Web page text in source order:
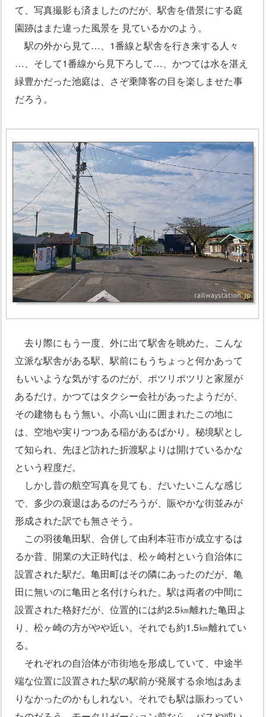
て、写真撮影も済ましたのだが、駅舎を借景にする庭
園跡はまた違った風景を 見ているかのよう。
駅の外から見て…、1番線と駅舎を行き来する人々
…、そして1番線から見下ろして…、かつては水を湛え
緑豊かだった池庭は、さぞ乗降客の目を楽しませた事
だろう。
去り際にもう一度、外に出て駅舎を眺めた。こんな
立派な駅舎がある駅、駅前にもうちょっと何かあって
もいいような気がするのだが、ポツリポツリと家屋が
あるだけ。かつてはタクシー会社があったようだが、
その建物ももう無い。小高い山に囲まれたこの地に
は、空地や実りつつある稲があるばかり。秘境駅とし
て知られ、先ほど訪れた折渡駅よりは開けているかな
という程度だ。
しかし昔の航空写真を見ても、だいたいこんな感じ
で、多少の衰退はあるのだろうが、賑やかな街並みが
形成された訳でも無さそう。
この羽後亀田駅、合併して由利本荘市が成立するは
るか昔、開業の大正時代は、松ヶ崎村という自治体に
設置された駅だ。亀田町はその隣にあったのだが、亀
田に無いのに亀田と名付けられた。駅は両者の中間に
設置された格好だが、位置的には約2.5㎞離れた亀田よ
り、松ヶ崎の方がやや近い。それでも約1.5㎞離れてい
る。
それぞれの自治体が市街地を形成していて、中途半
端な位置に設置された駅の駅前が発展する余地はあま
りなかったのかもしれない。それでも駅は賑わってい